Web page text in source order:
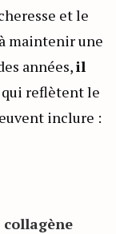
et le
maintenir une
années,il
qui reflètent le
inclure :